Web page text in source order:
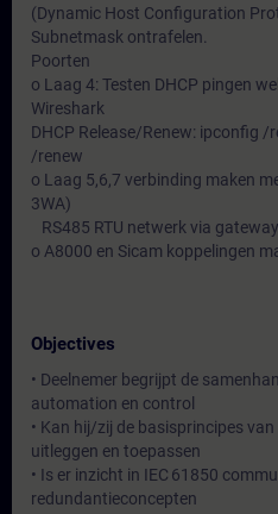
(Dynamic Host Configuration
Subnetmask ontrafelen.
Poorten
o Laag 4: Testen DHCP pingen
Wireshark
DHCP Release/Renew: ipconfig
/renew
o Laag 5,6,7 verbinding maken
3WA)
RS485 RTU netwerk via gateway
o A8000 en Sicam koppelingen
Objectives
• Deelnemer begrijpt de
automation en control
• Kan hij/zij de basisprincipes
uitleggen en toepassen
• Is er inzicht in IEC 61850
redundantieconcepten